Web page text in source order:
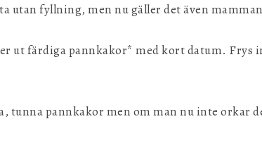
utan fyllning, men nu gäller det även
ut färdiga pannkakor* med kort datum. Frys
tunna pannkakor men om man nu inte orkar